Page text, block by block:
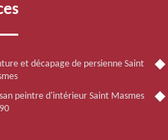
et décapage de persienne Saint
peintre d'intérieur Saint Masmes